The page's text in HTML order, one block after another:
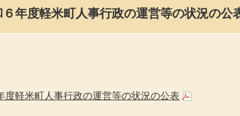
６年度軽米町人事行政の運営等の状況の公
度軽米町人事行政の運営等の状況の公表